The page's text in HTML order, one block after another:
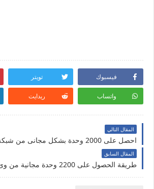
فيسبوك تويتر
واتساب ريدايت
المقال التالي
احصل على 2000 وحدة بشكل مجانى من شبكة اورنج2021
المقال السابق
طريقة الحصول على 2200 وحدة مجانية من وى2021